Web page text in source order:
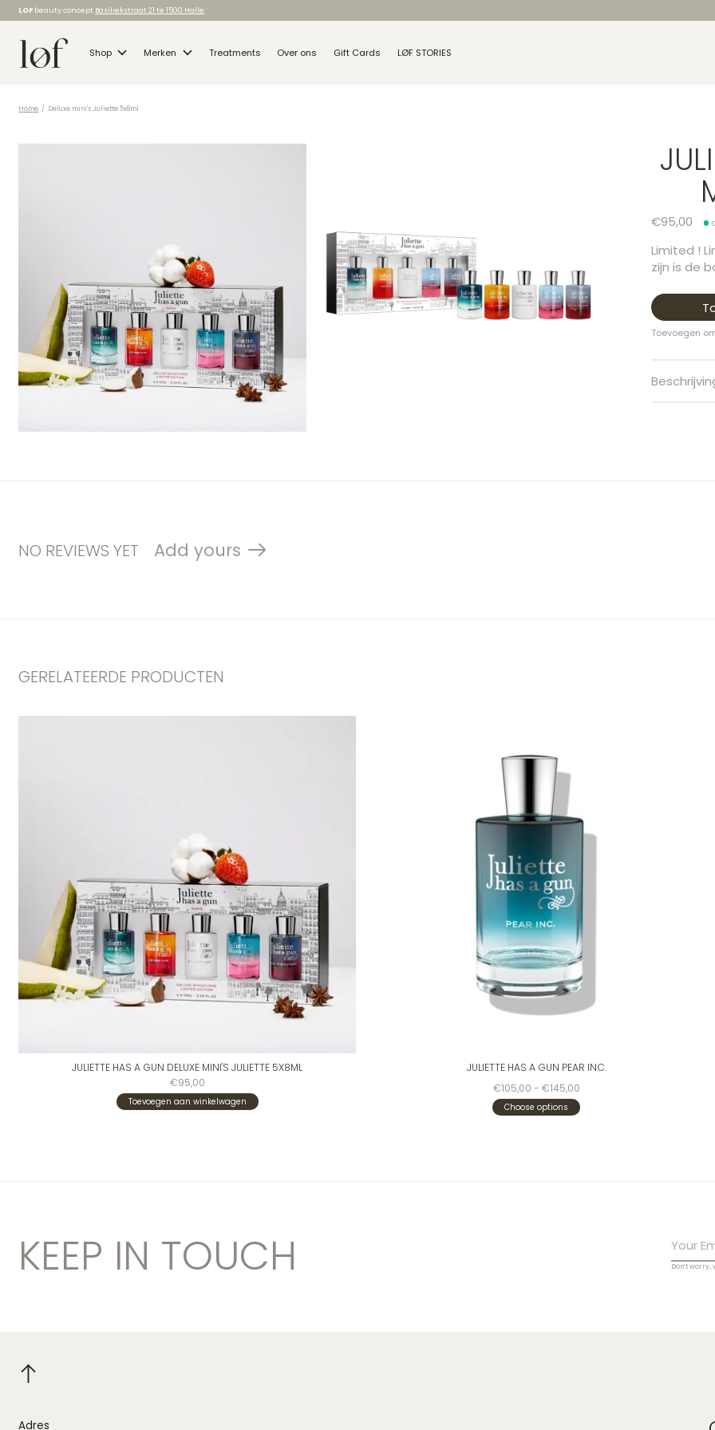
LOF beauty concept Basiliekstraat 21 te 1500 Halle
Shop Merken Treatments Over ons Gift Cards LØF STORIES
Home / Deluxe mini's Juliette 5x8ml
€95,00
Limited !
zijn is de
Toevoegen
NO REVIEWS YET Add yours
GERELATEERDE PRODUCTEN
JULIETTE HAS A GUN DELUXE MINI'S JULIETTE 5X8ML
€95,00
Toevoegen aan winkelwagen
JULIETTE HAS A GUN PEAR INC.
€105,00 - €145,00
Choose options
KEEP IN TOUCH Don’t worry,
Adres